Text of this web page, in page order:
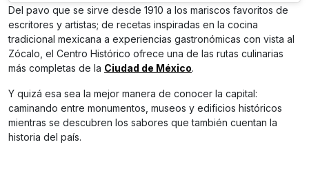
Del pavo que se sirve desde 1910 a los mariscos favoritos de
escritores y artistas; de recetas inspiradas en la cocina
tradicional mexicana a experiencias gastronómicas con vista al
Zócalo, el Centro Histórico ofrece una de las rutas culinarias
más completas de la Ciudad de México.
Y quizá esa sea la mejor manera de conocer la capital:
caminando entre monumentos, museos y edificios históricos
mientras se descubren los sabores que también cuentan la
historia del país.